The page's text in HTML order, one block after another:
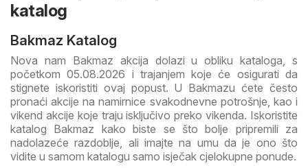
katalog
Bakmaz Katalog
Nova nam Bakmaz akcija dolazi u obliku kataloga, s
početkom 05.08.2026 i trajanjem koje će osigurati da
stignete iskoristiti ovaj popust. U Bakmazu ćete često
pronaći akcije na namirnice svakodnevne potrošnje, kao i
vikend akcije koje traju isključivo preko vikenda. Iskoristite
katalog Bakmaz kako biste se što bolje pripremili za
nadolazeće razdoblje, ali imajte na umu da je ono što
vidite u samom katalogu samo isječak cjelokupne ponude.